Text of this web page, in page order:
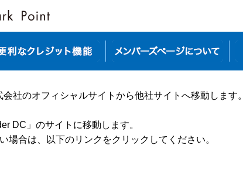
社のオフィシャルサイトから他社サイトへ移動します。
DC」のサイトに移動します。
場合は、以下のリンクをクリックしてください。